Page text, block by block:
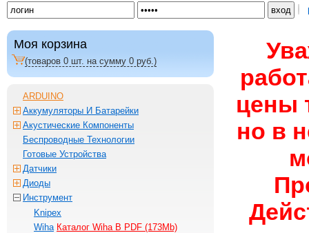
цены
но в
Моя корзина
(товаров 0 шт. на сумму 0 руб.)
ARDUINO
Аккумуляторы И Батарейки
Акустические Компоненты
Беспроводные Технологии
Готовые Устройства
Датчики
Диоды
Инструмент
Knipex
Wiha Каталог Wiha В PDF (173Mb)